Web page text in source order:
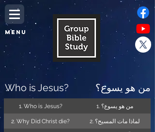
MENU
Who is Jesus? من هو يسوع؟
1. Who is Jesus? 1. من هو يسوع؟
2. Why Did Christ die? 2. لماذا مات المسيح؟